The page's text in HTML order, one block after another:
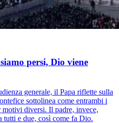
persi, Dio viene
generale, il Papa riflette sulla
sottolinea come entrambi i
diversi. Il padre, invece,
tutti e due, così come fa Dio.